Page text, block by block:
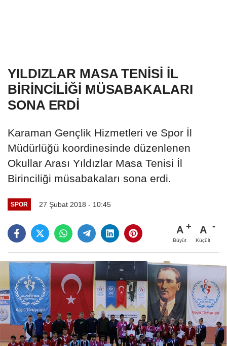
YILDIZLAR MASA TENİSİ İL
BİRİNCİLİĞİ MÜSABAKALARI
SONA ERDİ
Karaman Gençlik Hizmetleri ve Spor İl
Müdürlüğü koordinesinde düzenlenen
Okullar Arası Yıldızlar Masa Tenisi İl
Birinciliği müsabakaları sona erdi.
SPOR 27 Şubat 2018 - 10:45
A
Büyüt
A
Küçült